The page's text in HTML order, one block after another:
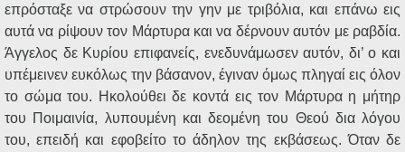
επρόσταξε να στρώσουν την γην με τριβόλια, και επάνω εις
αυτά να ρίψουν τον Μάρτυρα και να δέρνουν αυτόν με ραβδία.
Άγγελος δε Κυρίου επιφανείς, ενεδυνάμωσεν αυτόν, δι’ ο και
υπέμεινεν ευκόλως την βάσανον, έγιναν όμως πληγαί εις όλον
το σώμα του. Ηκολούθει δε κοντά εις τον Μάρτυρα η μήτηρ
του Ποιμαινία, λυπουμένη και δεομένη του Θεού δια λόγου
του, επειδή και εφοβείτο το άδηλον της εκβάσεως. Όταν δε